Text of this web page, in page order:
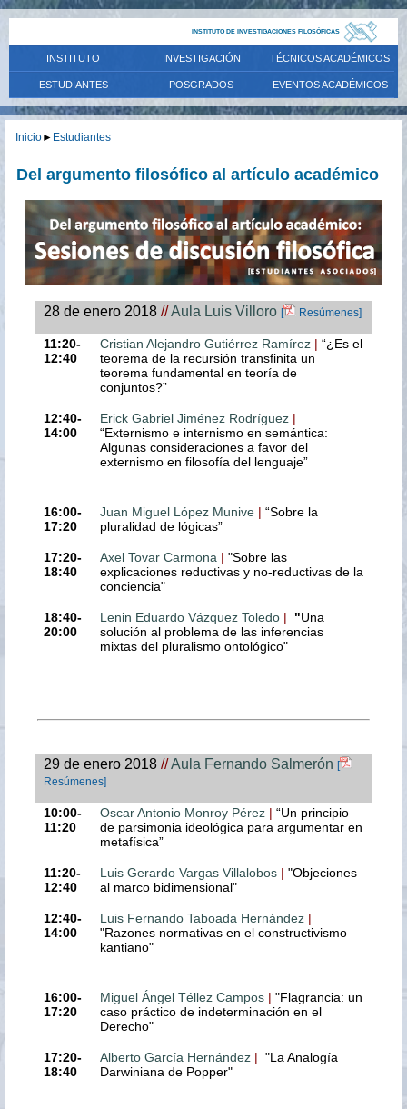
INSTITUTO DE INVESTIGACIONES FILOSÓFICAS
INSTITUTO INVESTIGACIÓN TÉCNICOS ACADÉMICOS
ESTUDIANTES POSGRADOS EVENTOS ACADÉMICOS
Inicio► Estudiantes
Del argumento filosófico al artículo académico
28 de enero 2018 //Aula Luis Villoro [ Resúmenes]
11:20-
12:40
Cristian Alejandro Gutiérrez Ramírez | “¿Es el
teorema de la recursión transfinita un
teorema fundamental en teoría de
conjuntos?”
12:40-
14:00
Erick Gabriel Jiménez Rodríguez |
“Externismo e internismo en semántica:
Algunas consideraciones a favor del
externismo en filosofía del lenguaje”
16:00-
17:20
Juan Miguel López Munive | “Sobre la
pluralidad de lógicas”
17:20-
18:40
Axel Tovar Carmona | "Sobre las
explicaciones reductivas y no-reductivas de la
conciencia"
18:40-
20:00
Lenin Eduardo Vázquez Toledo | "Una
solución al problema de las inferencias
mixtas del pluralismo ontológico"
29 de enero 2018 //Aula Fernando Salmerón [
Resúmenes]
10:00-
11:20
Oscar Antonio Monroy Pérez | “Un principio
de parsimonia ideológica para argumentar en
metafísica”
11:20-
12:40
Luis Gerardo Vargas Villalobos | "Objeciones
al marco bidimensional"
12:40-
14:00
Luis Fernando Taboada Hernández |
"Razones normativas en el constructivismo
kantiano"
16:00-
17:20
Miguel Ángel Téllez Campos | "Flagrancia: un
caso práctico de indeterminación en el
Derecho"
17:20-
18:40
Alberto García Hernández | "La Analogía
Darwiniana de Popper"